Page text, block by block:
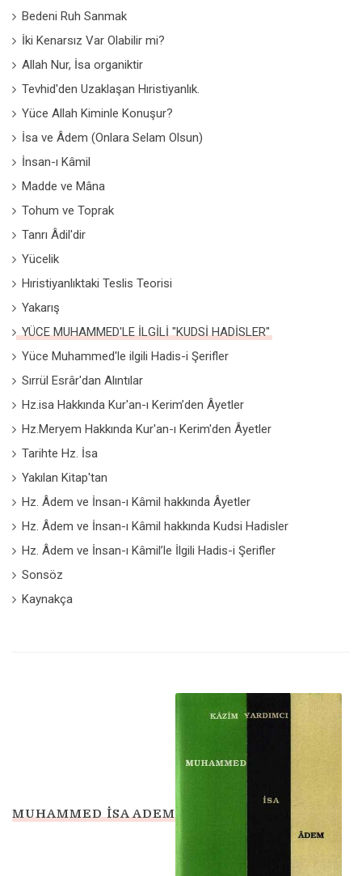
Bedeni Ruh Sanmak
İki Kenarsız Var Olabilir mi?
Allah Nur, İsa organiktir
Tevhid'den Uzaklaşan Hıristiyanlık.
Yüce Allah Kiminle Konuşur?
İsa ve Âdem (Onlara Selam Olsun)
İnsan-ı Kâmil
Madde ve Mâna
Tohum ve Toprak
Tanrı Âdil'dir
Yücelik
Hıristiyanlıktaki Teslis Teorisi
Yakarış
YÜCE MUHAMMED'LE İLGİLİ "KUDSİ HADİSLER"
Yüce Muhammed'le ilgili Hadis-i Şerifler
Sırrül Esrâr'dan Alıntılar
Hz.isa Hakkında Kur'an-ı Kerim’den Âyetler
Hz.Meryem Hakkında Kur'an-ı Kerim'den Âyetler
Tarihte Hz. İsa
Yakılan Kitap'tan
Hz. Âdem ve İnsan-ı Kâmil hakkında Âyetler
Hz. Âdem ve İnsan-ı Kâmil hakkında Kudsi Hadisler
Hz. Âdem ve İnsan-ı Kâmil’le İlgili Hadis-i Şerifler
Sonsöz
Kaynakça
MUHAMMED İSA ADEM